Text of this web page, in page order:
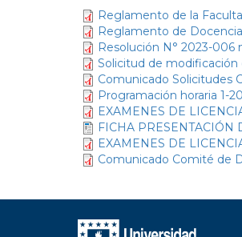
Reglamento de la
Reglamento de
Resolución N° 2023-006
Solicitud de modificación
Comunicado Solicitudes
Programación horaria 1-
EXAMENES DE
FICHA PRESENTACIÓN
EXAMENES DE
Comunicado Comité de